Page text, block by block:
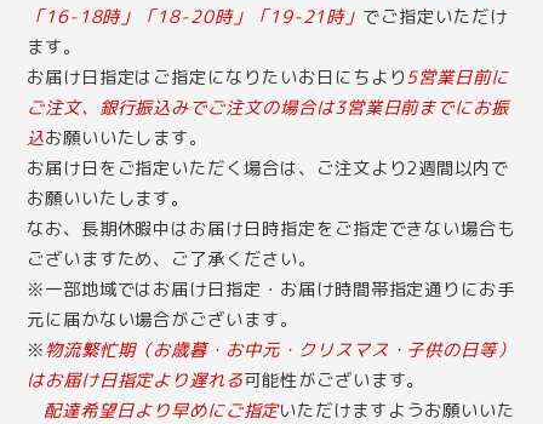
「16-18時」「18-20時」「19-21時」 でご指定いただけ
ます。
お届け日指定はご指定になりたいお日にちより5営業日前に
ご注文、銀行振込みでご注文の場合は3営業日前までにお振
込お願いいたします。
お届け日をご指定いただく場合は、ご注文より2週間以内で
お願いいたします。
なお、長期休暇中はお届け日時指定をご指定できない場合も
ございますため、ご了承ください。
※一部地域ではお届け日指定・お届け時間帯指定通りにお手
元に届かない場合がございます。
※物流繁忙期（お歳暮・お中元・クリスマス・子供の日等）
はお届け日指定より遅れる可能性がございます。
配達希望日より早めにご指定いただけますようお願いいた